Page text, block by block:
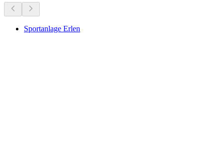
Sportanlage Erlen